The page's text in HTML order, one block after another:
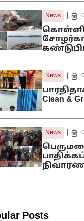
News
News
Clean &
News
Posts